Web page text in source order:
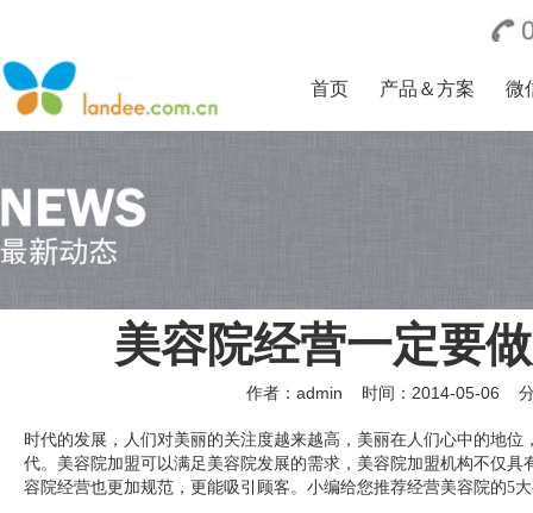
首页 产品＆方案 微
美容院经营一定要
作者：admin 时间：2014-05-06
时代的发展，人们对美丽的关注度越来越高，美丽在人们心中的地位
代。美容院加盟可以满足美容院发展的需求，美容院加盟机构不仅具
容院经营也更加规范，更能吸引顾客。小编给您推荐经营美容院的5